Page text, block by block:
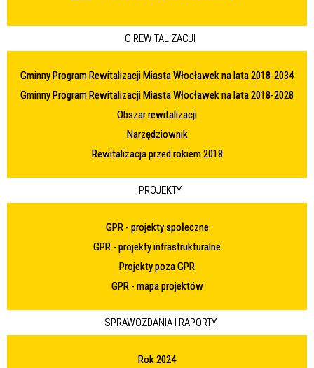
O REWITALIZACJI
Gminny Program Rewitalizacji Miasta Włocławek na lata 2018-2034
Gminny Program Rewitalizacji Miasta Włocławek na lata 2018-2028
Obszar rewitalizacji
Narzędziownik
Rewitalizacja przed rokiem 2018
PROJEKTY
GPR - projekty społeczne
GPR - projekty infrastrukturalne
Projekty poza GPR
GPR - mapa projektów
SPRAWOZDANIA I RAPORTY
Rok 2024